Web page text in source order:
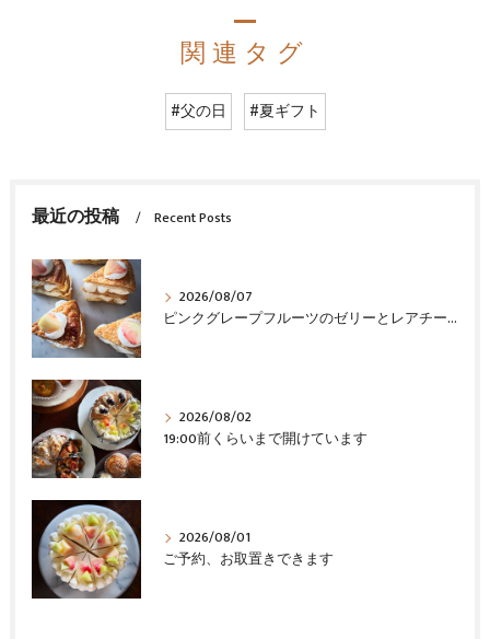
関連タグ
#父の日 #夏ギフト
最近の投稿 Recent Posts
2026/08/07
ピンクグレープフルーツのゼリーとレアチーズ
2026/08/02
19:00前くらいまで開けています
2026/08/01
ご予約、お取置きできます